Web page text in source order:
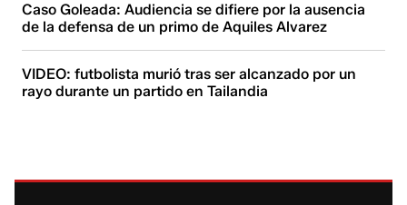
Caso Goleada: Audiencia se difiere por la ausencia
de la defensa de un primo de Aquiles Alvarez
VIDEO: futbolista murió tras ser alcanzado por un
rayo durante un partido en Tailandia